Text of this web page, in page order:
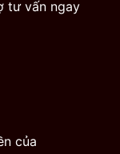
tư vấn ngay
của